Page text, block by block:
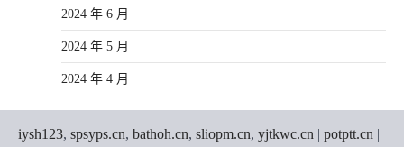
2024 年 6 月
2024 年 5 月
2024 年 4 月
iysh123, spsyps.cn, bathoh.cn, sliopm.cn, yjtkwc.cn | potptt.cn |